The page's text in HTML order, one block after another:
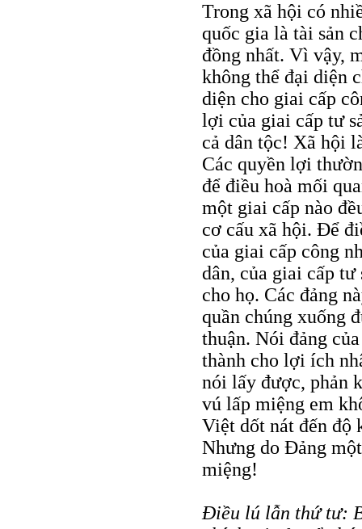
Trong xã hội có
quốc gia là tài sản
đồng nhất. Vì vậy,
không thể đại diện
diện cho giai cấp
lợi của giai cấp tư
cả dân tộc! Xã hội
Các quyền lợi
để điều hoà mối
một giai cấp nào
cơ cấu xã hội. Để
của giai cấp công
dân, của giai cấp
cho họ. Các đảng
quần chúng xuống
thuận. Nói đảng
thành cho lợi ích
nói lấy được, phản
vú lấp miệng em
Việt dốt nát đến độ
Nhưng do Đảng
miệng!
Điều lú lẫn thứ tư: